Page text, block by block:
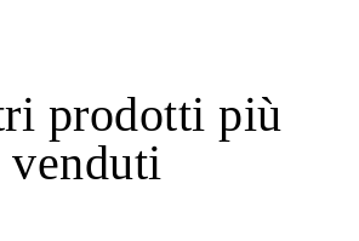
prodotti più
venduti